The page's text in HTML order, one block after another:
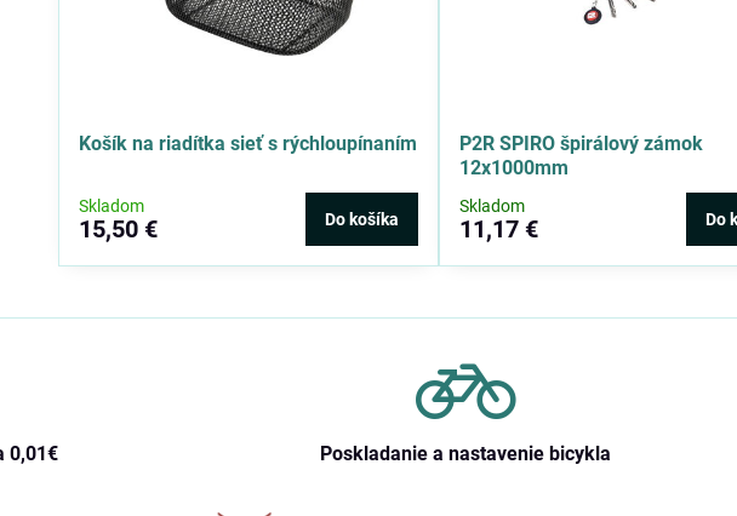
Košík na riadítka sieť s rýchloupínaním
Skladom
15,50 € Do košíka
P2R SPIRO špirálový zámok
12x1000mm
Skladom
11,17 € Do
0,01€ Poskladanie a nastavenie bicykla